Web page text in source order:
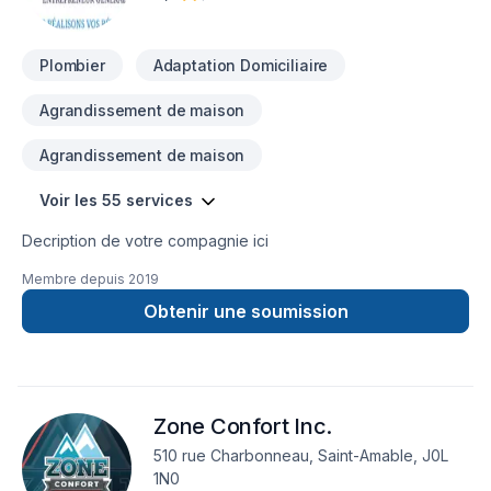
Plombier Adaptation Domiciliaire
Agrandissement de maison
Agrandissement de maison
Voir les 55 services
Decription de votre compagnie ici
Membre depuis 2019
Obtenir une soumission
Zone Confort Inc.
510 rue Charbonneau, Saint-Amable, J0L
1N0